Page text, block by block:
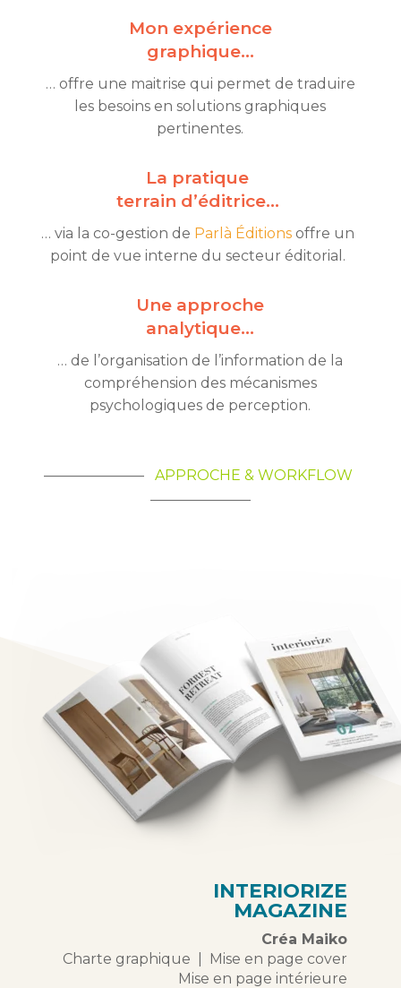
Mon expérience
graphique…
… offre une maitrise qui permet de traduire
les besoins en solutions graphiques
pertinentes.
La pratique
terrain d’éditrice…
… via la co-gestion de Parlà Éditionsoffre un
point de vue interne du secteur éditorial.
Une approche
analytique…
… de l’organisation de l’information de la
compréhension des mécanismes
psychologiques de perception.
———————APPROCHE & WORKFLOW
———————
INTERIORIZE
MAGAZINE
Créa Maiko
Charte graphique | Mise en page cover
Mise en page intérieure